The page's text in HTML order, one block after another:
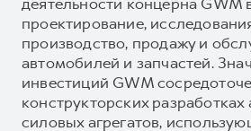
проектирование,
производство, продажу и
автомобилей и запчастей.
инвестиций GWM
конструкторских
силовых агрегатов,